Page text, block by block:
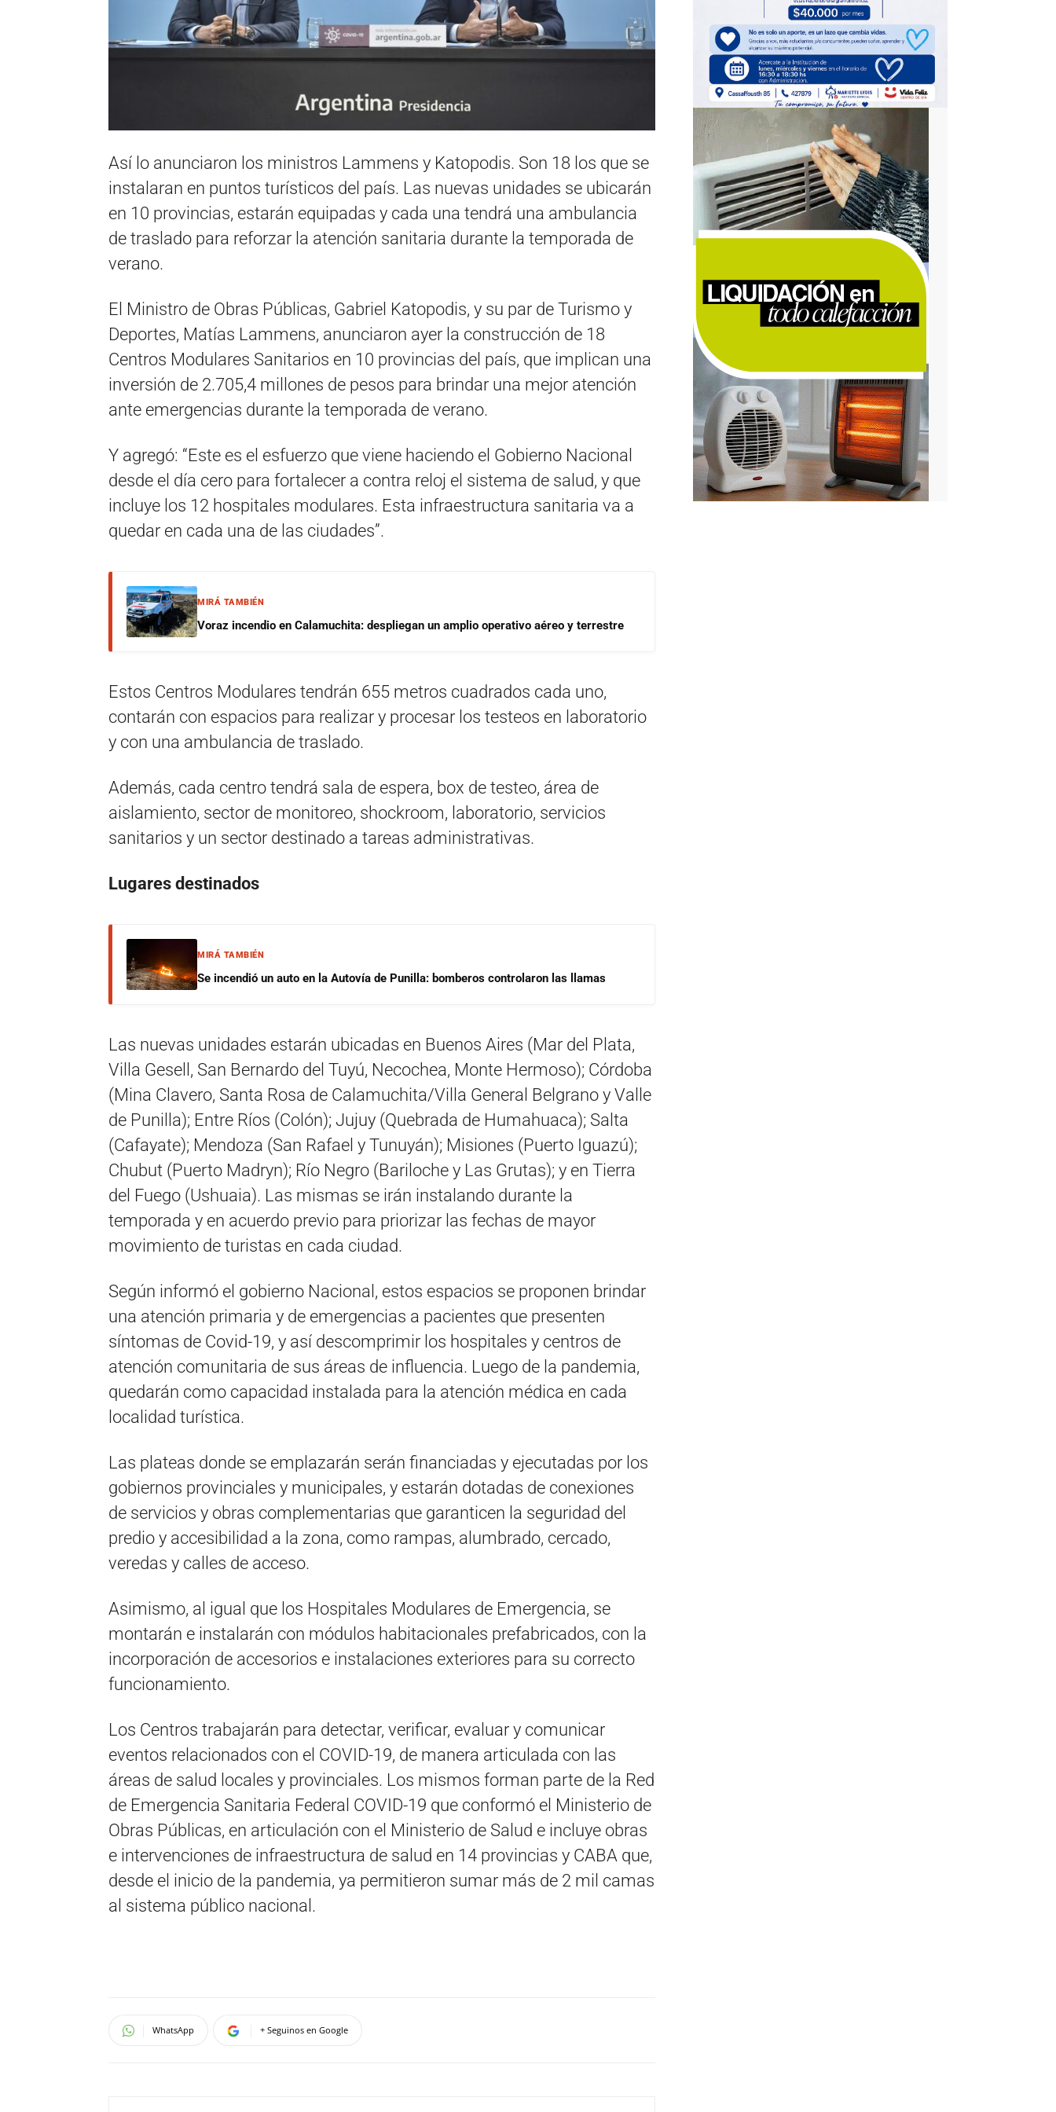
Así lo anunciaron los ministros Lammens y Katopodis. Son 18 los que se
instalaran en puntos turísticos del país. Las nuevas unidades se ubicarán
en 10 provincias, estarán equipadas y cada una tendrá una ambulancia
de traslado para reforzar la atención sanitaria durante la temporada de
verano.
El Ministro de Obras Públicas, Gabriel Katopodis, y su par de Turismo y
Deportes, Matías Lammens, anunciaron ayer la construcción de 18
Centros Modulares Sanitarios en 10 provincias del país, que implican una
inversión de 2.705,4 millones de pesos para brindar una mejor atención
ante emergencias durante la temporada de verano.
Y agregó: “Este es el esfuerzo que viene haciendo el Gobierno Nacional
desde el día cero para fortalecer a contra reloj el sistema de salud, y que
incluye los 12 hospitales modulares. Esta infraestructura sanitaria va a
quedar en cada una de las ciudades”.
MIRÁ TAMBIÉN
Voraz incendio en Calamuchita: despliegan un amplio operativo aéreo y terrestre
Estos Centros Modulares tendrán 655 metros cuadrados cada uno,
contarán con espacios para realizar y procesar los testeos en laboratorio
y con una ambulancia de traslado.
Además, cada centro tendrá sala de espera, box de testeo, área de
aislamiento, sector de monitoreo, shockroom, laboratorio, servicios
sanitarios y un sector destinado a tareas administrativas.
Lugares destinados
MIRÁ TAMBIÉN
Se incendió un auto en la Autovía de Punilla: bomberos controlaron las llamas
Las nuevas unidades estarán ubicadas en Buenos Aires (Mar del Plata,
Villa Gesell, San Bernardo del Tuyú, Necochea, Monte Hermoso); Córdoba
(Mina Clavero, Santa Rosa de Calamuchita/Villa General Belgrano y Valle
de Punilla); Entre Ríos (Colón); Jujuy (Quebrada de Humahuaca); Salta
(Cafayate); Mendoza (San Rafael y Tunuyán); Misiones (Puerto Iguazú);
Chubut (Puerto Madryn); Río Negro (Bariloche y Las Grutas); y en Tierra
del Fuego (Ushuaia). Las mismas se irán instalando durante la
temporada y en acuerdo previo para priorizar las fechas de mayor
movimiento de turistas en cada ciudad.
Según informó el gobierno Nacional, estos espacios se proponen brindar
una atención primaria y de emergencias a pacientes que presenten
síntomas de Covid-19, y así descomprimir los hospitales y centros de
atención comunitaria de sus áreas de influencia. Luego de la pandemia,
quedarán como capacidad instalada para la atención médica en cada
localidad turística.
Las plateas donde se emplazarán serán financiadas y ejecutadas por los
gobiernos provinciales y municipales, y estarán dotadas de conexiones
de servicios y obras complementarias que garanticen la seguridad del
predio y accesibilidad a la zona, como rampas, alumbrado, cercado,
veredas y calles de acceso.
Asimismo, al igual que los Hospitales Modulares de Emergencia, se
montarán e instalarán con módulos habitacionales prefabricados, con la
incorporación de accesorios e instalaciones exteriores para su correcto
funcionamiento.
Los Centros trabajarán para detectar, verificar, evaluar y comunicar
eventos relacionados con el COVID-19, de manera articulada con las
áreas de salud locales y provinciales. Los mismos forman parte de la Red
de Emergencia Sanitaria Federal COVID-19 que conformó el Ministerio de
Obras Públicas, en articulación con el Ministerio de Salud e incluye obras
e intervenciones de infraestructura de salud en 14 provincias y CABA que,
desde el inicio de la pandemia, ya permitieron sumar más de 2 mil camas
al sistema público nacional.
WhatsApp + Seguinos en Google